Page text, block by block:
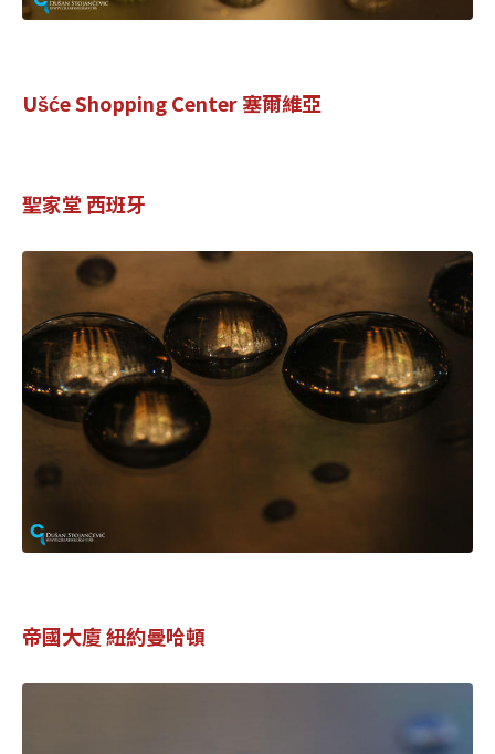
Ušće Shopping Center 塞爾維亞
聖家堂 西班牙
帝國大廈 紐約曼哈頓